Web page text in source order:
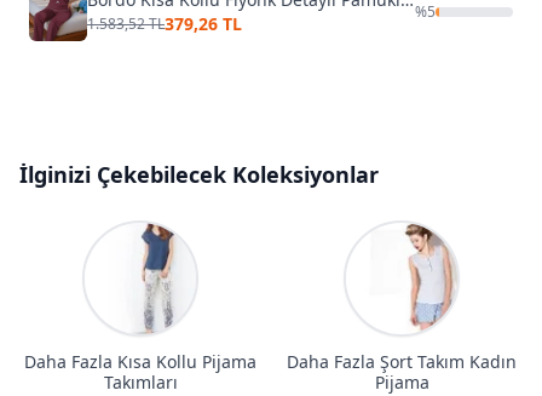
1.583,52 TL379,26 TL
%5
İlginizi Çekebilecek Koleksiyonlar
Daha Fazla Kısa Kollu Pijama
Takımları
Daha Fazla Şort Takım Kadın
Pijama